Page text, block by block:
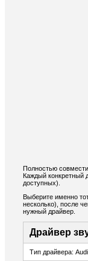
Полностью
Каждый конкретный
доступных).
Выберите именно
несколько), после
нужный драйвер.
Драйвер
Тип драйвера: